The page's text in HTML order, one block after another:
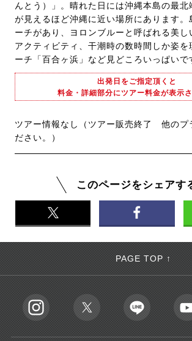
んとう）」。晴れた日には沖縄本島の最北
が見えるほど沖縄に近い場所にあります。
ーチがあり、ヨロンブルーと呼ばれる美し
アクティビティ、干潮時の数時間しか姿を
ーチ「百合ヶ浜」など見どころいっぱいで
出発日をご指定頂くと
料金・詳細部分にツアー料金が表示
ツアー情報なし（ツアー販売終了 他のプ
ださい。）
このページをシェアす
PAGE TOP ↑